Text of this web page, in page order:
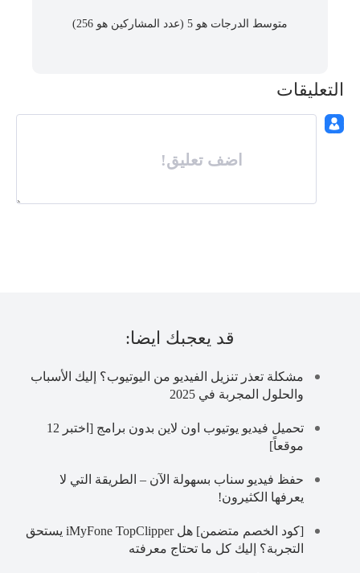
متوسط ​​الدرجات هو 5 (عدد المشاركين هو 256
)
التعليقات
اضف تعليق!
قد يعجبك ايضا:
مشكلة تعذر تنزيل الفيديو من اليوتيوب؟ إليك الأسباب
والحلول المجربة في 2025
تحميل فيديو يوتيوب اون لاين بدون برامج [اختبر 12
موقعاً]
حفظ فيديو سناب بسهولة الآن – الطريقة التي لا
يعرفها الكثيرون!
[كود الخصم متضمن] هل iMyFone TopClipper يستحق
التجربة؟ إليك كل ما تحتاج معرفته